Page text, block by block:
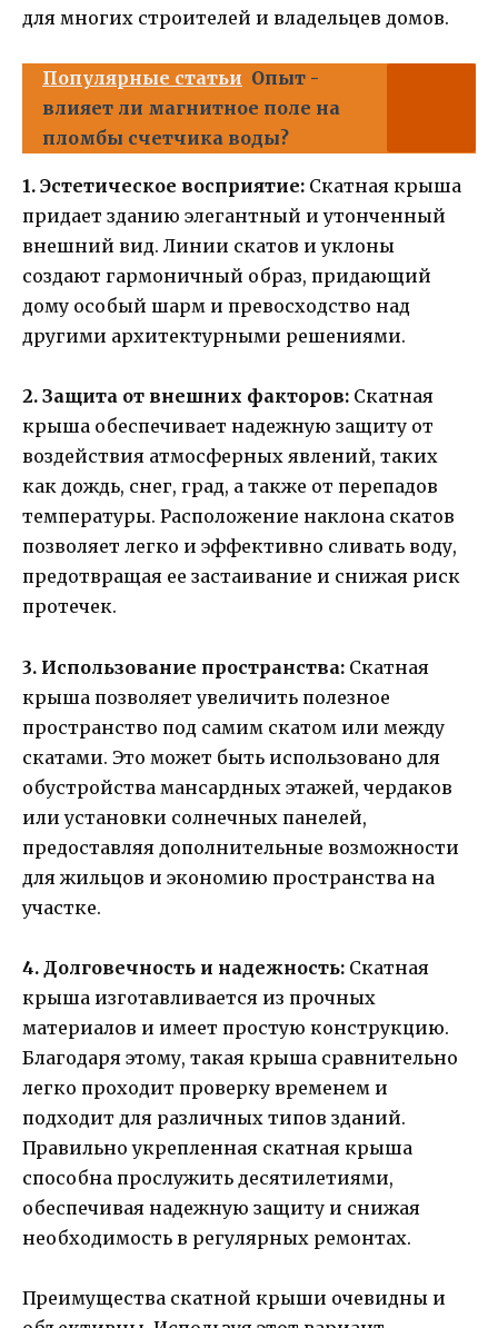
для многих строителей и владельцев домов.
Популярные статьи Опыт -
влияет ли магнитное поле на
пломбы счетчика воды?
1. Эстетическое восприятие: Скатная крыша
придает зданию элегантный и утонченный
внешний вид. Линии скатов и уклоны
создают гармоничный образ, придающий
дому особый шарм и превосходство над
другими архитектурными решениями.
2. Защита от внешних факторов: Скатная
крыша обеспечивает надежную защиту от
воздействия атмосферных явлений, таких
как дождь, снег, град, а также от перепадов
температуры. Расположение наклона скатов
позволяет легко и эффективно сливать воду,
предотвращая ее застаивание и снижая риск
протечек.
3. Использование пространства: Скатная
крыша позволяет увеличить полезное
пространство под самим скатом или между
скатами. Это может быть использовано для
обустройства мансардных этажей, чердаков
или установки солнечных панелей,
предоставляя дополнительные возможности
для жильцов и экономию пространства на
участке.
4. Долговечность и надежность: Скатная
крыша изготавливается из прочных
материалов и имеет простую конструкцию.
Благодаря этому, такая крыша сравнительно
легко проходит проверку временем и
подходит для различных типов зданий.
Правильно укрепленная скатная крыша
способна прослужить десятилетиями,
обеспечивая надежную защиту и снижая
необходимость в регулярных ремонтах.
Преимущества скатной крыши очевидны и